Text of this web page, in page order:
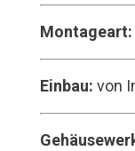
Montageart:
Einbau: von